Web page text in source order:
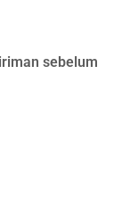
sebelum